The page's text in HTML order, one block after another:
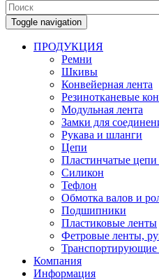
Toggle navigation
ПРОДУКЦИЯ
Ремни
Шкивы
Конвейерная лента
Резинотканевые
Модульная лента
Замки для
Рукава и шланги
Цепи
Пластинчатые
Силикон
Тефлон
Обмотка валов и
Подшипники
Пластиковые ленты
Фетровые ленты,
Транспортирующие
Компания
Информация